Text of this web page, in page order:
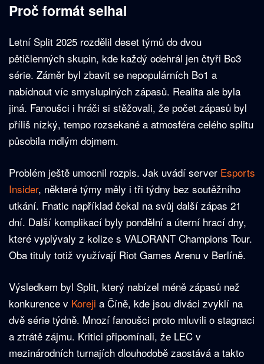
Proč formát selhal
Letní Split 2025 rozdělil deset týmů do dvou
pětičlenných skupin, kde každý odehrál jen čtyři Bo3
série. Záměr byl zbavit se nepopulárních Bo1 a
nabídnout víc smysluplných zápasů. Realita ale byla
jiná. Fanoušci i hráči si stěžovali, že počet zápasů byl
příliš nízký, tempo rozsekané a atmosféra celého splitu
působila mdlým dojmem.
Problém ještě umocnil rozpis. Jak uvádí server Esports
Insider, některé týmy měly i tři týdny bez soutěžního
utkání. Fnatic například čekal na svůj další zápas 21
dní. Další komplikací byly pondělní a úterní hrací dny,
které vyplývaly z kolize s VALORANT Champions Tour.
Oba tituly totiž využívají Riot Games Arenu v Berlíně.
Výsledkem byl Split, který nabízel méně zápasů než
konkurence v Koreji a Číně, kde jsou diváci zvyklí na
dvě série týdně. Mnozí fanoušci proto mluvili o stagnaci
a ztrátě zájmu. Kritici připomínali, že LEC v
mezinárodních turnajích dlouhodobě zaostává a takto